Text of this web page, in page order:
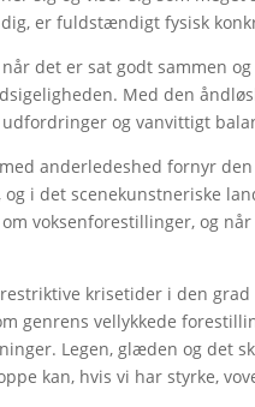
er fuldstændigt fysisk
det er sat godt sammen
Med den
og vanvittigt
anderledeshed fornyr
og i det scenekunstneriske
voksenforestillinger, og
krisetider i den
genrens vellykkede
Legen, glæden og det
kan, hvis vi har styrke,